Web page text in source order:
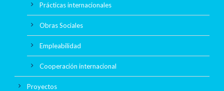
Prácticas internacionales
Obras Sociales
Empleabilidad
Cooperación internacional
Proyectos